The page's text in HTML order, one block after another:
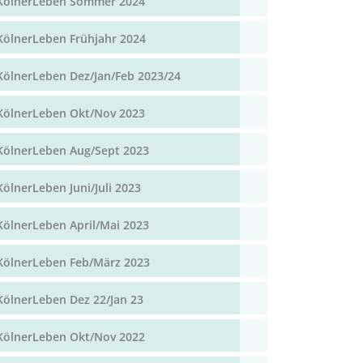
Frühjahr 2024
Dez/Jan/Feb 2023/24
Okt/Nov 2023
Aug/Sept 2023
Juni/Juli 2023
April/Mai 2023
Feb/März 2023
Dez 22/Jan 23
Okt/Nov 2022